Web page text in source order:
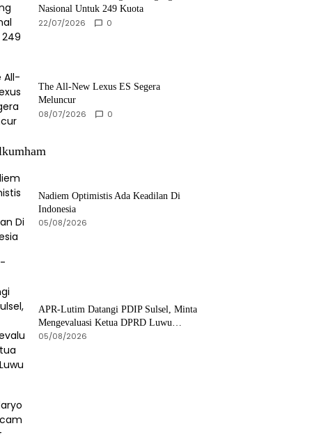
Nasional Untuk 249 Kuota
22/07/2026 0
The All-New Lexus ES Segera
Meluncur
08/07/2026 0
Nadiem Optimistis Ada Keadilan Di
Indonesia
05/08/2026
APR-Lutim Datangi PDIP Sulsel, Minta
Mengevaluasi Ketua DPRD Luwu
Timur
05/08/2026